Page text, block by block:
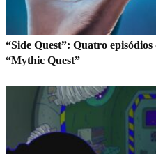
“Side Quest”: Quatro
“Mythic Quest”